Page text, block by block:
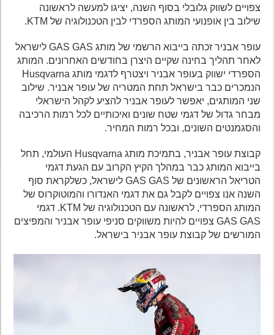
צפויים לשווק גלובלי בסוף השנה, יציגו למעשה לראשונה
שילוב בין אופנועי המותג הספרדי לבין הטכנולוגיה של KTM.
עופר אבניר זכתה בייבוא הרשמי של מותג GAS GAS לישראל
לאחר תהליך בחינה שקיים היצרן בחודשים האחרונים. המותג
הספרדי ישווק בעופר אבניר ויצטרף לדגמי מותג Husqvarna
הנמכרים כבר בישראל תחת המטריה של עופר אבניר. שילוב
שני המותגים, יאפשר לעופר אבניר להציע לקהל הישראלי
מבחר גדול של דגמי שטח שונים ואיכותיים לכל רמות הרכיבה
והסגמנטים השונים, ובכל רמות המחיר.
קבוצת עופר אבניר, בתמיכת מותג Husqvarna העולמי, תחל
בייבוא המותג כבר במהלך הקיץ הקרוב עם הגעת דגמי
הטריאל הראשונים של GAS GAS לישראל, כשלקראת סוף
השנה אנו צפויים לקבל גם את דגמי האנדורו והמוטוקרוס של
המותג הספרדי, לראשונה עם הטכנולוגיה של KTM. דגמי
GAS GAS צפויים להיות משווקים סניפי עופר אבניר והמפיצים
המורשים של קבוצת עופר אבניר בישראל.